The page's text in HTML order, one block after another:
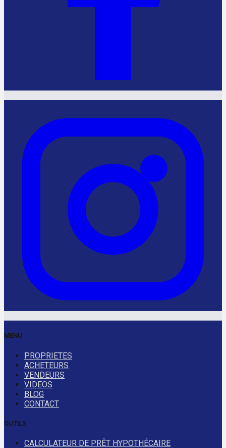
MENU
PROPRIETES
ACHETEURS
VENDEURS
VIDEOS
BLOG
CONTACT
OUTILS
CALCULATEUR DE PRÊT HYPOTHÉCAIRE